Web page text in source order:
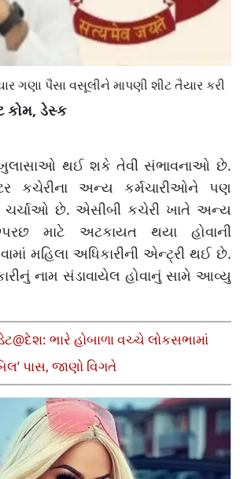
ગણા પૈસા વસૂલીને માપણી શીટ તૈયાર કરી
કોમ, ડેસ્ક
ખુલાસાઓ થઈ શકે તેવી સંભાવનાઓ છે.
કચેરીના અન્ય કર્મચારીઓને પણ
ચર્ચાઓ છે. એસીબી કચેરી ખાતે અન્ય
માટે અટકાયત થયા હોવાની
મહિલા અધિકારીની એન્ટ્રી થઈ છે.
નામ સંડાવાયેલ હોવાનું સામે આવ્યુ
ભારે હોબાળા વચ્ચે લોકસભામાં
પાસ, જાણો વિગતે